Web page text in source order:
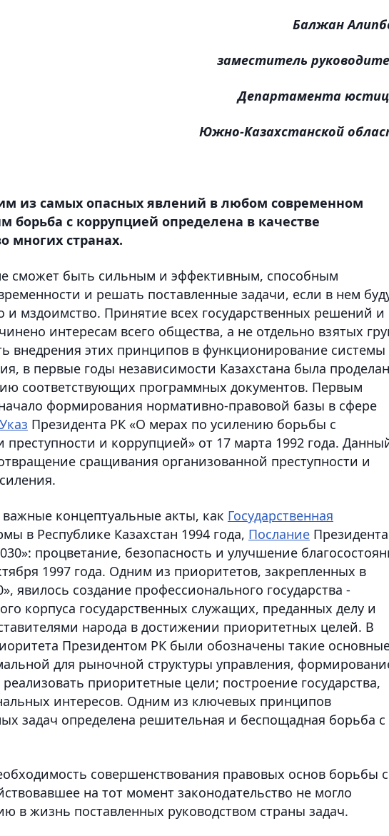
Балжан
заместитель
Департамента
Южно-Казахстанской
из самых опасных явлений в любом современном
борьба с коррупцией определена в качестве
многих странах.
сможет быть сильным и эффективным, способным
и решать поставленные задачи, если в нем
и мздоимство. Принятие всех государственных решений и
интересам всего общества, а не отдельно взятых
внедрения этих принципов в функционирование системы
в первые годы независимости Казахстана была
соответствующих программных документов. Первым
формирования нормативно-правовой базы в сфере
Указ Президента РК «О мерах по усилению борьбы с
и коррупцией» от 17 марта 1992 года.
сращивания организованной преступности и
концептуальные акты, как Государственная
в Республике Казахстан 1994 года, Послание Президента
процветание, безопасность и улучшение
1997 года. Одним из приоритетов, закрепленных в
явилось создание профессионального государства -
корпуса государственных служащих, преданных делу и
народа в достижении приоритетных целей. В
Президентом РК были обозначены такие
для рыночной структуры управления,
приоритетные цели; построение государства,
интересов. Одним из ключевых принципов
задач определена решительная и беспощадная борьба с
совершенствования правовых основ борьбы с
на тот момент законодательство не могло
в жизнь поставленных руководством страны задач.